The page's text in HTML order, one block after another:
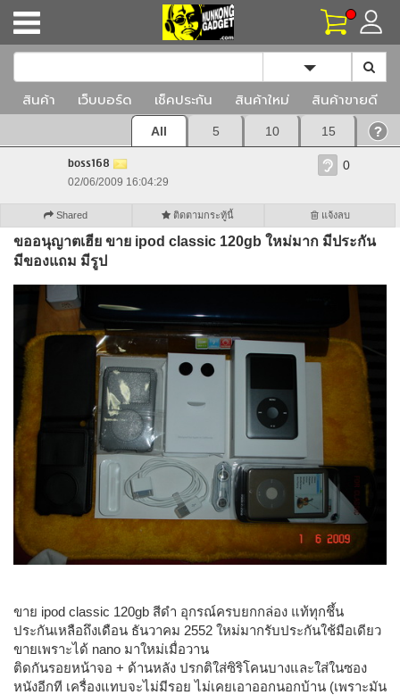
Toggle
สินค้า เว็บบอร์ด เช็คประกัน สินค้าใหม่ สินค้าขายดี
All 5 10 15
boss168
02/06/2009 16:04:29
0
Shared ติดตามกระทู้นี้ แจ้งลบ
ขออนุญาตเฮีย ขาย ipod classic 120gb ใหม่มาก มีประกัน
มีของแถม มีรูป
ขาย ipod classic 120gb สีดำ อุกรณ์ครบยกกล่อง แท้ทุกชึ้น
ประกันเหลือถึงเดือน ธันวาคม 2552 ใหม่มากรับประกันใช้มือเดียว
ขายเพราะได้ nano มาใหม่เมื่อวาน
ติดกันรอยหน้าจอ + ด้านหลัง ปรกติใส่ซิริโคนบางและใส่ในซอง
หนังอีกที เครื่องแทบจะไม่มีรอย ไม่เคยเอาออกนอกบ้าน (เพราะมัน